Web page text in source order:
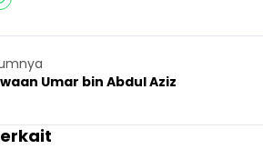
Umar bin Abdul Aziz